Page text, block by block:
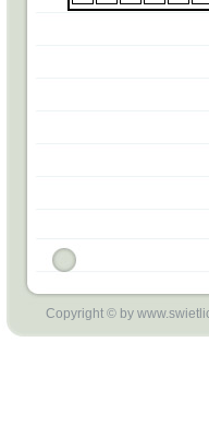
Copyright © by